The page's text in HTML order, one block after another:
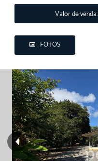
FOTOS
Valor de venda: